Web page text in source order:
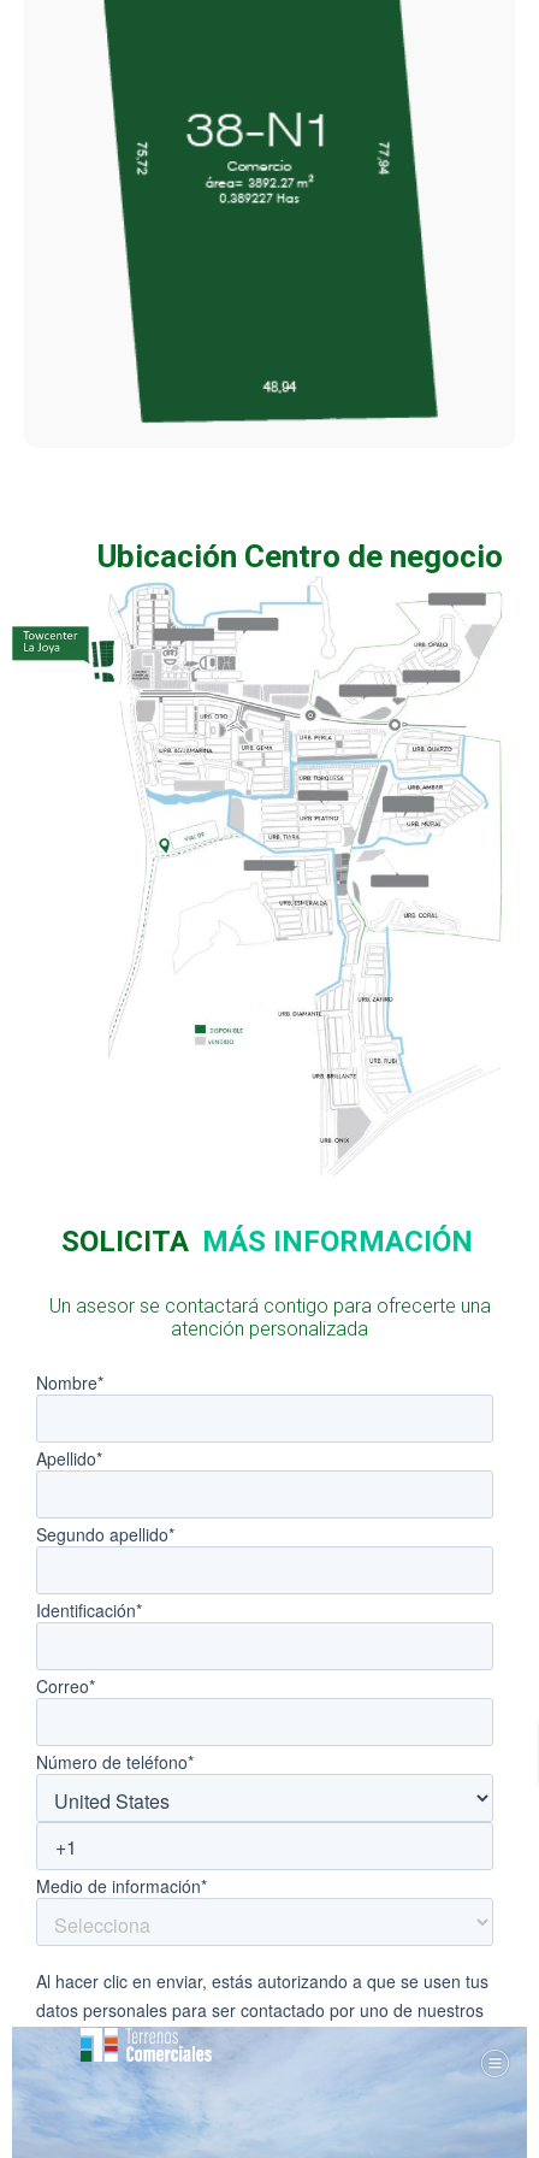
Ubicación Centro de negocio
SOLICITA MÁS INFORMACIÓN
Un asesor se contactará contigo para ofrecerte una
atención personalizada